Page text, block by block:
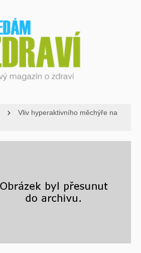
Vliv hyperaktivního měchýře na